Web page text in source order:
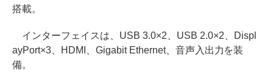
搭載。
インターフェイスは、USB 3.0×2、USB 2.0×2、Displ
ayPort×3、HDMI、Gigabit Ethernet、音声入出力を装
備。